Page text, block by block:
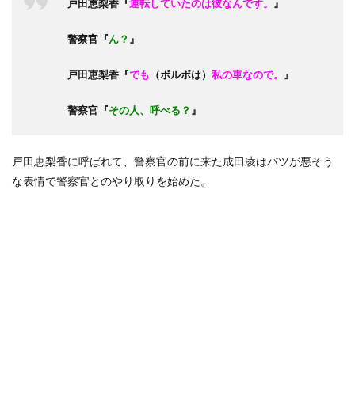
戸田恵梨香『運転していたのは彼なんです。 』
警察官『ん？ 』
戸田恵梨香『でも （ボルボは） 私の車なので。 』
警察官『その人、呼べる？ 』
戸田恵梨香に呼ばれて、警察官の前に来た成田凌はバツが悪そう
な表情で警察官とのやり取りを始めた。